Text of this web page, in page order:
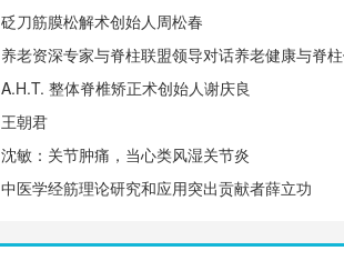
砭刀筋膜松解术创始人周松春
养老资深专家与脊柱联盟领导对话养老健康与脊
A.H.T. 整体脊椎矫正术创始人谢庆良
王朝君
沈敏：关节肿痛，当心类风湿关节炎
中医学经筋理论研究和应用突出贡献者薛立功